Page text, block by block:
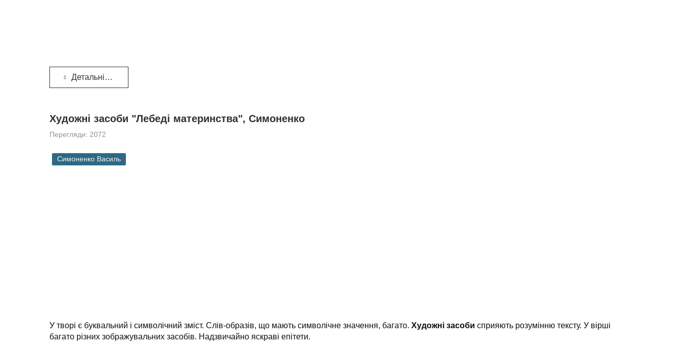
Детальніше...
Художні засоби "Лебеді материнства", Симоненко
Перегляди: 2072
Симоненко Василь
У творі є буквальний і символічний зміст. Слів-образів, що мають символічне значення, багато. Художні засоби сприяють розумінню тексту. У вірші
багато різних зображувальних засобів. Надзвичайно яскраві епітети.